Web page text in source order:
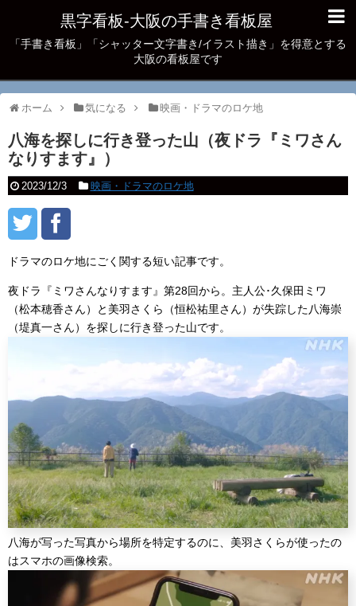
黒字看板‐大阪の手書き看板屋
「手書き看板」「シャッター文字書き/イラスト描き」を得意とする
大阪の看板屋です
ホーム 気になる 映画・ドラマのロケ地
八海を探しに行き登った山（夜ドラ『ミワさん
なりすます』）
2023/12/3 映画・ドラマのロケ地
ドラマのロケ地にごく関する短い記事です。
夜ドラ『ミワさんなりすます』第28回から。主人公･久保田ミワ
（松本穂香さん）と美羽さくら（恒松祐里さん）が失踪した八海崇
（堤真一さん）を探しに行き登った山です。
八海が写った写真から場所を特定するのに、美羽さくらが使ったの
はスマホの画像検索。